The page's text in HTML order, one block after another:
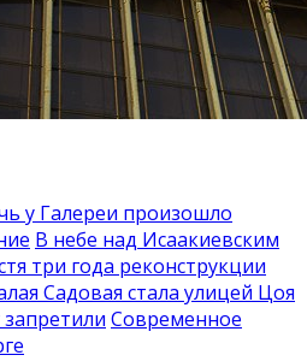
у Галереи произошло
В небе над Исаакиевским
три года реконструкции
Садовая стала улицей Цоя
Современное